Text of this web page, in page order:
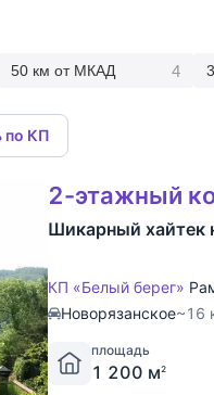
50 км от МКАД 4
по КП
2-этажный
Шикарный хайтек
КП «Белый берег»
Новорязанское~16
площадь
1 200 м2